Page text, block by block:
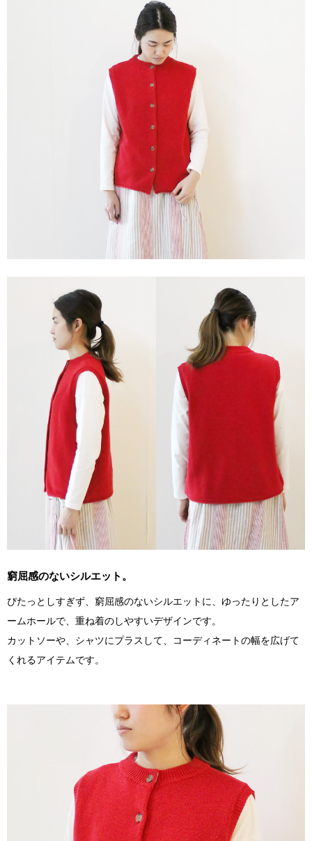
窮屈感のないシルエット。
ぴたっとしすぎず、窮屈感のないシルエットに、ゆったりとしたア
ームホールで、重ね着のしやすいデザインです。
カットソーや、シャツにプラスして、コーディネートの幅を広げて
くれるアイテムです。